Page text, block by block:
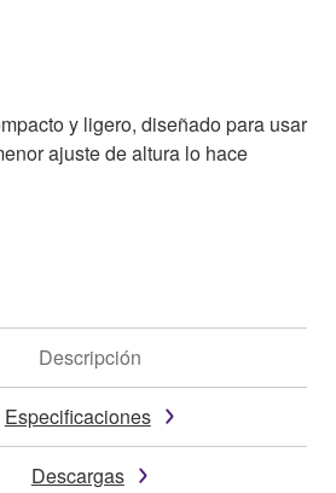
y ligero, diseñado para usar
ajuste de altura lo hace
Descripción
Especificaciones
Descargas